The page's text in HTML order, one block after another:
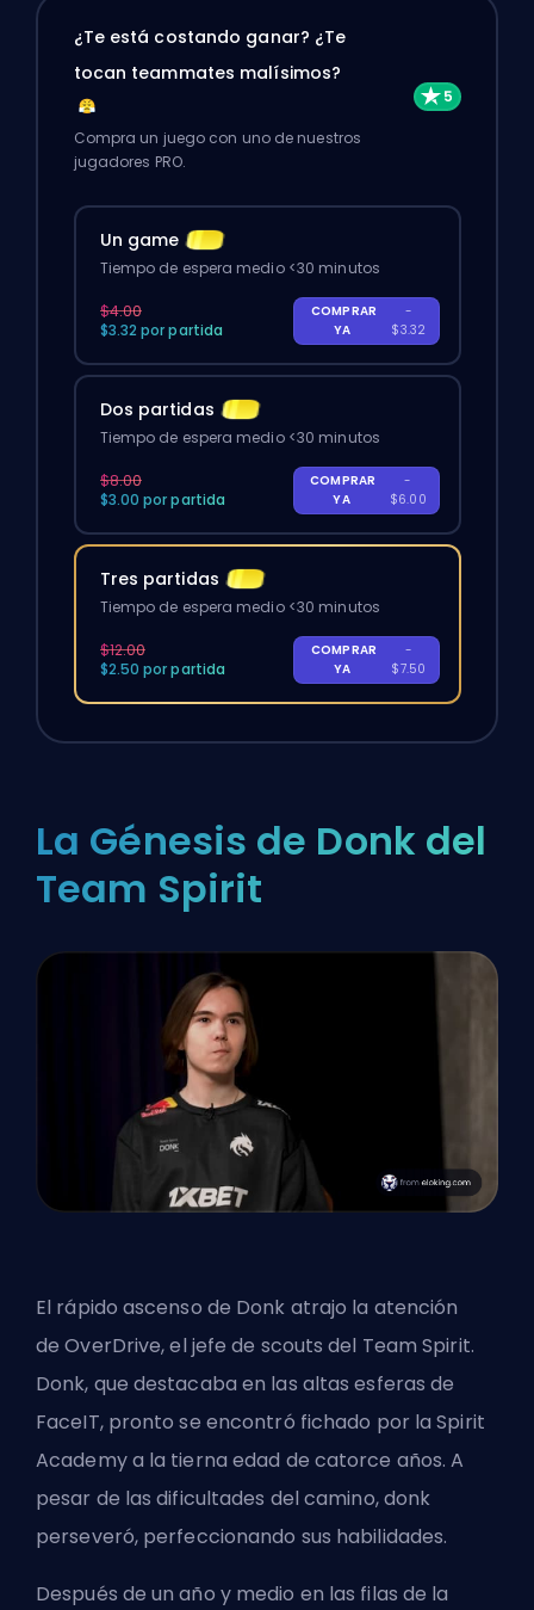
¿Te está costando ganar? ¿Te
tocan teammates malísimos?
Compra un juego con uno de nuestros
jugadores PRO.
Un game
Tiempo de espera medio <30 minutos
$4.00
$3.32 por partida
COMPRAR
YA
-
$3.32
Dos partidas
Tiempo de espera medio <30 minutos
$8.00
$3.00 por partida
COMPRAR
YA
-
$6.00
Tres partidas
Tiempo de espera medio <30 minutos
$12.00
$2.50 por partida
COMPRAR
YA
-
$7.50
La Génesis de Donk del
Team Spirit
El rápido ascenso de Donk atrajo la atención
deOverDrive,el jefe de scouts del Team Spirit.
Donk, que destacaba en las altas esferas de
FaceIT, pronto se encontró fichado por la Spirit
Academy a la tierna edad de catorce años. A
pesar de las dificultades del camino, donk
perseveró, perfeccionando sus habilidades.
Después de un año y medio en las filas de la